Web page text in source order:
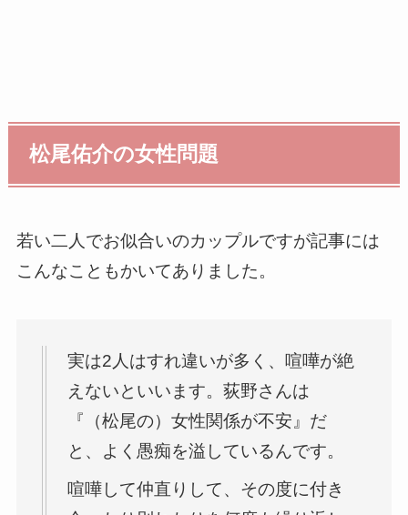
松尾佑介の女性問題
若い二人でお似合いのカップルですが記事には
こんなこともかいてありました。
実は2人はすれ違いが多く、喧嘩が絶
えないといいます。荻野さんは
『（松尾の）女性関係が不安』だ
と、よく愚痴を溢しているんです。
喧嘩して仲直りして、その度に付き